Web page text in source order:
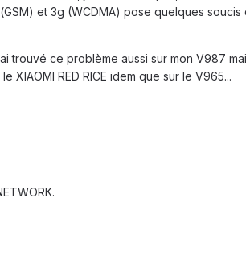
et 3g (WCDMA) pose quelques
trouvé ce problème aussi sur mon V987
XIAOMI RED RICE idem que sur le V965...